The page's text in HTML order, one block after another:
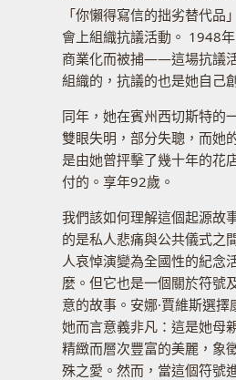
「你懶得寫信的拙劣替代品
會上組織抗議活動。 1948
商業化而被捕——這場抗議
組織的，抗議的也是她自己
同年，她在賓州西切斯特的
雙眼失明，部分失聰，而她
是由她曾抨擊了幾十年的花
付的。享年92歲。
我們該如何理解這個起源故
的是私人悲痛與公共儀式
人哀悼演變為全國性的紀念
麼。但它也是一個關於符號
意的故事。安娜·賈維斯選
她而言意義非凡：這是她母
精緻而層次豐富的美麗，象
殊之愛。然而，當這個符號